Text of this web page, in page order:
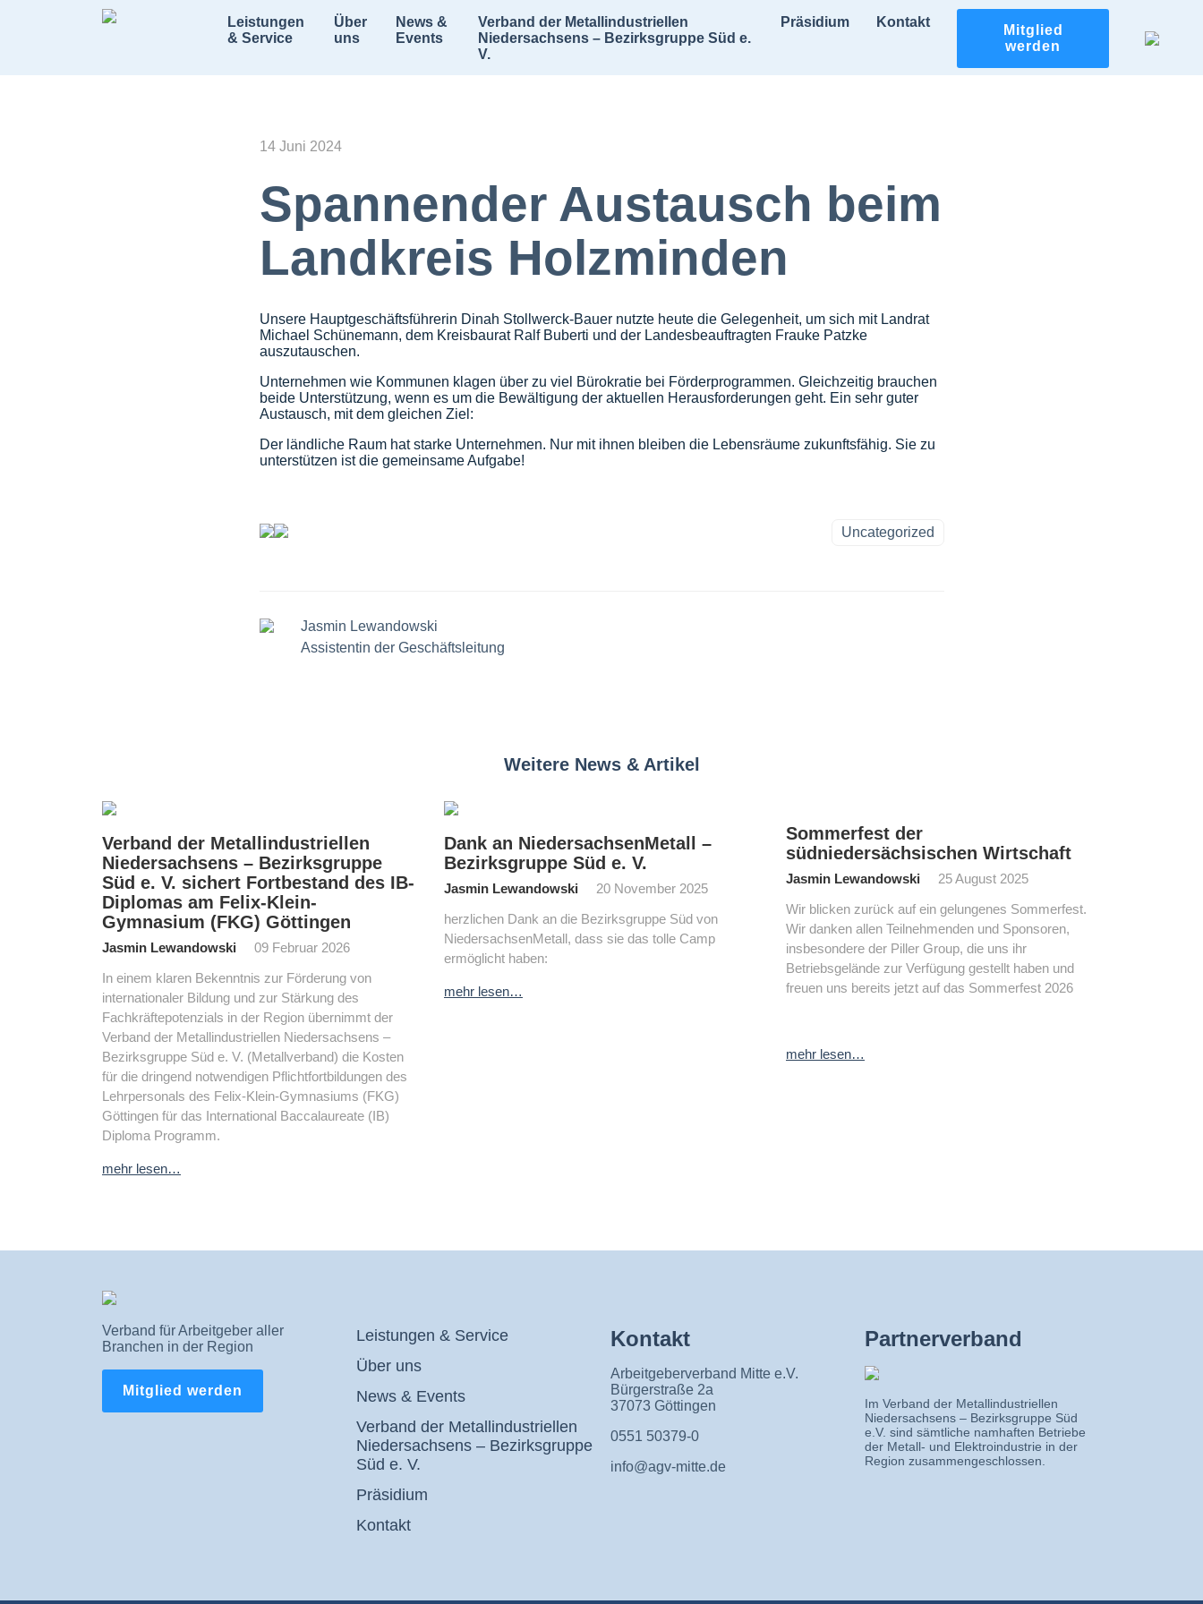
Leistungen
& Service
Über
uns
News &
Events
Verband der Metallindustriellen
Niedersachsens – Bezirksgruppe Süd e.
V.
Präsidium Kontakt
Mitglied
werden
14 Juni 2024
Spannender Austausch beim
Landkreis Holzminden
Unsere Hauptgeschäftsführerin Dinah Stollwerck-Bauer nutzte heute die Gelegenheit, um sich mit Landrat
Michael Schünemann, dem Kreisbaurat Ralf Buberti und der Landesbeauftragten Frauke Patzke
auszutauschen.
Unternehmen wie Kommunen klagen über zu viel Bürokratie bei Förderprogrammen. Gleichzeitig brauchen
beide Unterstützung, wenn es um die Bewältigung der aktuellen Herausforderungen geht. Ein sehr guter
Austausch, mit dem gleichen Ziel:
Der ländliche Raum hat starke Unternehmen. Nur mit ihnen bleiben die Lebensräume zukunftsfähig. Sie zu
unterstützen ist die gemeinsame Aufgabe!
Uncategorized
Jasmin Lewandowski
Assistentin der Geschäftsleitung
Weitere News & Artikel
Verband der Metallindustriellen
Niedersachsens – Bezirksgruppe
Süd e. V. sichert Fortbestand des IB-
Diplomas am Felix-Klein-
Gymnasium (FKG) Göttingen
Jasmin Lewandowski
09 Februar 2026
In einem klaren Bekenntnis zur Förderung von
internationaler Bildung und zur Stärkung des
Fachkräftepotenzials in der Region übernimmt der
Verband der Metallindustriellen Niedersachsens –
Bezirksgruppe Süd e. V. (Metallverband) die Kosten
für die dringend notwendigen Pflichtfortbildungen des
Lehrpersonals des Felix-Klein-Gymnasiums (FKG)
Göttingen für das International Baccalaureate (IB)
Diploma Programm.
mehr lesen…
Dank an NiedersachsenMetall –
Bezirksgruppe Süd e. V.
Jasmin Lewandowski
20 November 2025
herzlichen Dank an die Bezirksgruppe Süd von
NiedersachsenMetall, dass sie das tolle Camp
ermöglicht haben:
mehr lesen…
Sommerfest der
südniedersächsischen Wirtschaft
Jasmin Lewandowski
25 August 2025
Wir blicken zurück auf ein gelungenes Sommerfest.
Wir danken allen Teilnehmenden und Sponsoren,
insbesondere der Piller Group, die uns ihr
Betriebsgelände zur Verfügung gestellt haben und
freuen uns bereits jetzt auf das Sommerfest 2026
mehr lesen…
Verband für Arbeitgeber aller
Branchen in der Region
Mitglied werden
Leistungen & Service
Über uns
News & Events
Verband der Metallindustriellen
Niedersachsens – Bezirksgruppe
Süd e. V.
Präsidium
Kontakt
Kontakt
Arbeitgeberverband Mitte e.V.
Bürgerstraße 2a
37073 Göttingen
0551 50379-0
info@agv-mitte.de
Partnerverband
Im Verband der Metallindustriellen
Niedersachsens – Bezirksgruppe Süd
e.V. sind sämtliche namhaften Betriebe
der Metall- und Elektroindustrie in der
Region zusammengeschlossen.